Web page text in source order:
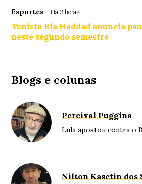
Esportes Há 3 horas
Tenista Bia Haddad anuncia
neste segundo semestre
Blogs e colunas
Percival Puggina
Lula apostou contra o
Nilton Kasctin dos